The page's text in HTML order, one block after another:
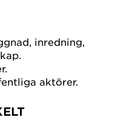
inredning,
aktörer.